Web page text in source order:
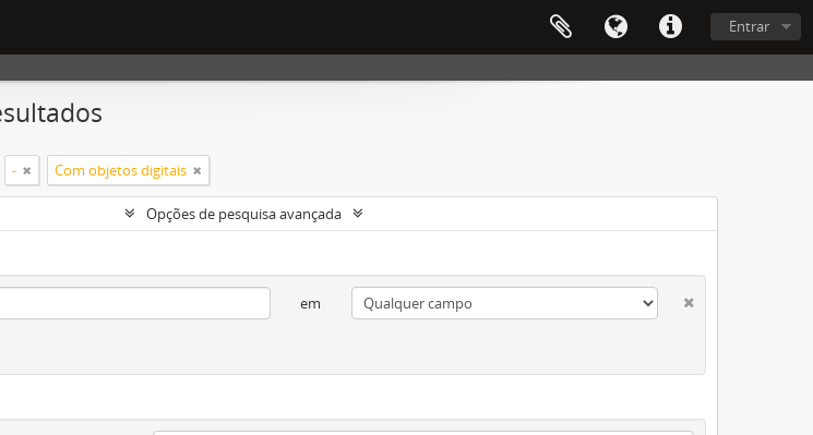
Entrar
- Com objetos digitais
Opções de pesquisa avançada
em